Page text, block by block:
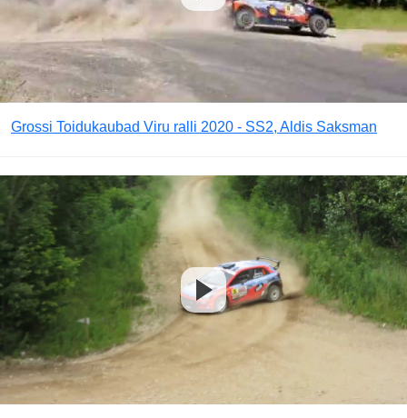
Grossi Toidukaubad Viru ralli 2020 - SS2, Aldis Saksman